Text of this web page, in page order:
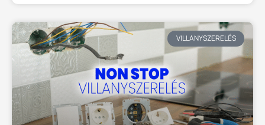
VILLANYSZERELÉS